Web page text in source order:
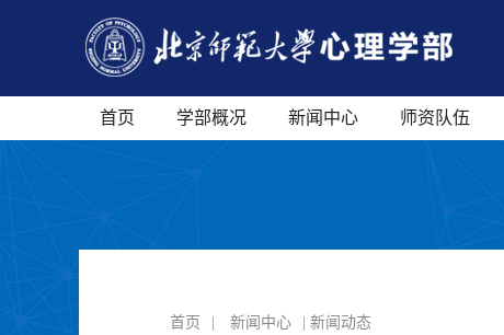
首页 学部概况 新闻中心 师资队伍
首页 新闻中心 | 新闻动态